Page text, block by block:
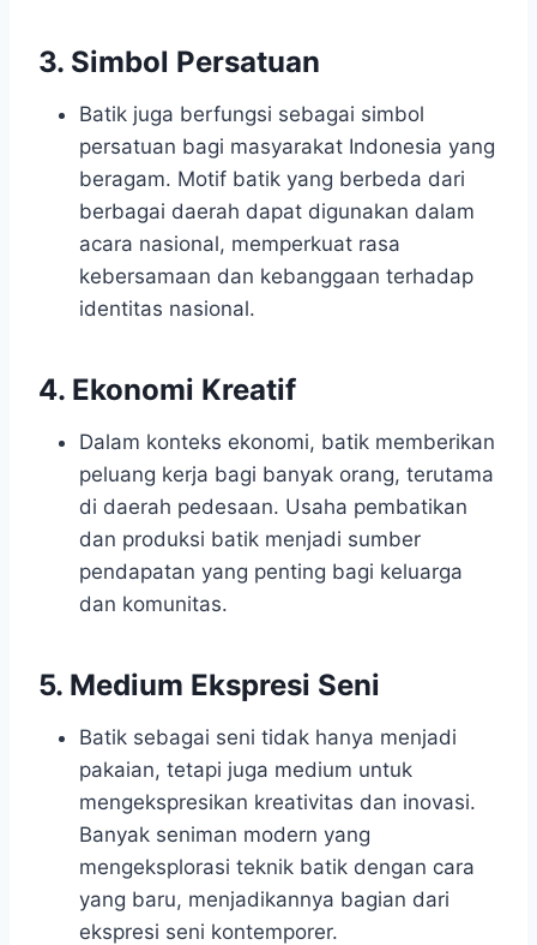
3. Simbol Persatuan
Batik juga berfungsi sebagai simbol
persatuan bagi masyarakat Indonesia yang
beragam. Motif batik yang berbeda dari
berbagai daerah dapat digunakan dalam
acara nasional, memperkuat rasa
kebersamaan dan kebanggaan terhadap
identitas nasional.
4. Ekonomi Kreatif
Dalam konteks ekonomi, batik memberikan
peluang kerja bagi banyak orang, terutama
di daerah pedesaan. Usaha pembatikan
dan produksi batik menjadi sumber
pendapatan yang penting bagi keluarga
dan komunitas.
5. Medium Ekspresi Seni
Batik sebagai seni tidak hanya menjadi
pakaian, tetapi juga medium untuk
mengekspresikan kreativitas dan inovasi.
Banyak seniman modern yang
mengeksplorasi teknik batik dengan cara
yang baru, menjadikannya bagian dari
ekspresi seni kontemporer.